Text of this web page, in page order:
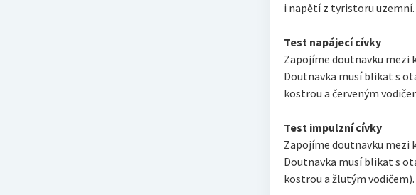
i napětí z tyristoru uzemní.
Test napájecí cívky
Zapojíme doutnavku mezi
Doutnavka musí blikat s
kostrou a červeným
Test impulzní cívky
Zapojíme doutnavku mezi
Doutnavka musí blikat s
kostrou a žlutým vodičem).